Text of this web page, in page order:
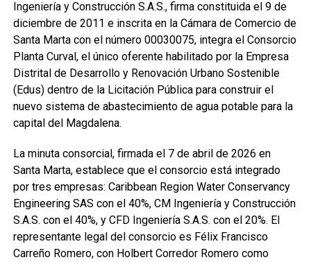
Ingeniería y Construcción S.A.S., firma constituida el 9 de
diciembre de 2011 e inscrita en la Cámara de Comercio de
Santa Marta con el número 00030075, integra el Consorcio
Planta Curval, el único oferente habilitado por la Empresa
Distrital de Desarrollo y Renovación Urbano Sostenible
(Edus) dentro de la Licitación Pública para construir el
nuevo sistema de abastecimiento de agua potable para la
capital del Magdalena.
La minuta consorcial, firmada el 7 de abril de 2026 en
Santa Marta, establece que el consorcio está integrado
por tres empresas: Caribbean Region Water Conservancy
Engineering SAS con el 40%, CM Ingeniería y Construcción
S.A.S. con el 40%, y CFD Ingeniería S.A.S. con el 20%. El
representante legal del consorcio es Félix Francisco
Carreño Romero, con Holbert Corredor Romero como